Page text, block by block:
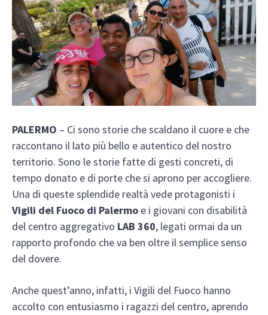
PALERMO – Ci sono storie che scaldano il cuore e che
raccontano il lato più bello e autentico del nostro
territorio. Sono le storie fatte di gesti concreti, di
tempo donato e di porte che si aprono per accogliere.
Una di queste splendide realtà vede protagonisti i
Vigili del Fuoco di Palermo e i giovani con disabilità
del centro aggregativo LAB 360, legati ormai da un
rapporto profondo che va ben oltre il semplice senso
del dovere.
Anche quest’anno, infatti, i Vigili del Fuoco hanno
accolto con entusiasmo i ragazzi del centro, aprendo